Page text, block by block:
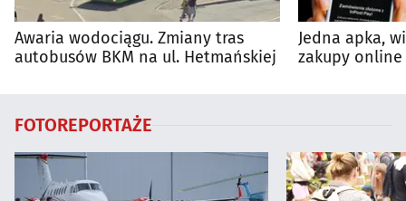
Awaria wodociągu. Zmiany tras
autobusów BKM na ul. Hetmańskiej
Jedna apka,
zakupy online
FOTOREPORTAŻE